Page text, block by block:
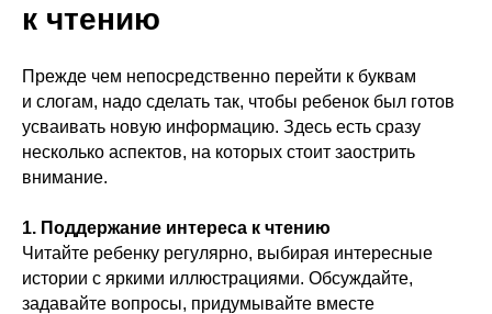
к чтению
Прежде чем непосредственно перейти к буквам
и слогам, надо сделать так, чтобы ребенок был готов
усваивать новую информацию. Здесь есть сразу
несколько аспектов, на которых стоит заострить
внимание.
1. Поддержание интереса к чтению
Читайте ребенку регулярно, выбирая интересные
истории с яркими иллюстрациями. Обсуждайте,
задавайте вопросы, придумывайте вместе